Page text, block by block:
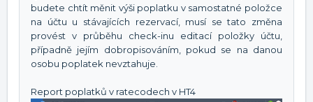
budete chtít měnit výši poplatku v samostatné položce
na účtu u stávajících rezervací, musí se tato změna
provést v průběhu check-inu editací položky účtu,
případně jejím dobropisováním, pokud se na danou
osobu poplatek nevztahuje.
Report poplatků v ratecodech v HT4